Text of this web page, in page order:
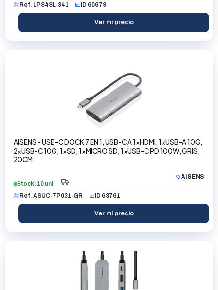
Ref. LPS4SL-341
ID 60679
Ver mi precio
AISENS - USB-C DOCK 7 EN 1, USB-C A 1xHDMI, 1xUSB-A 10G,
2xUSB-C 10G, 1xSD, 1xMICRO SD, 1xUSB-C PD 100W, GRIS,
20CM
AISENS
Stock: 10 uni.
Ref. ASUC-7P031-GR
ID 63761
Ver mi precio